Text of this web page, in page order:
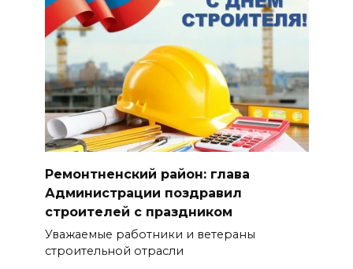
Ремонтненский район: глава
Администрации поздравил
строителей с праздником
Уважаемые работники и ветераны
строительной отрасли